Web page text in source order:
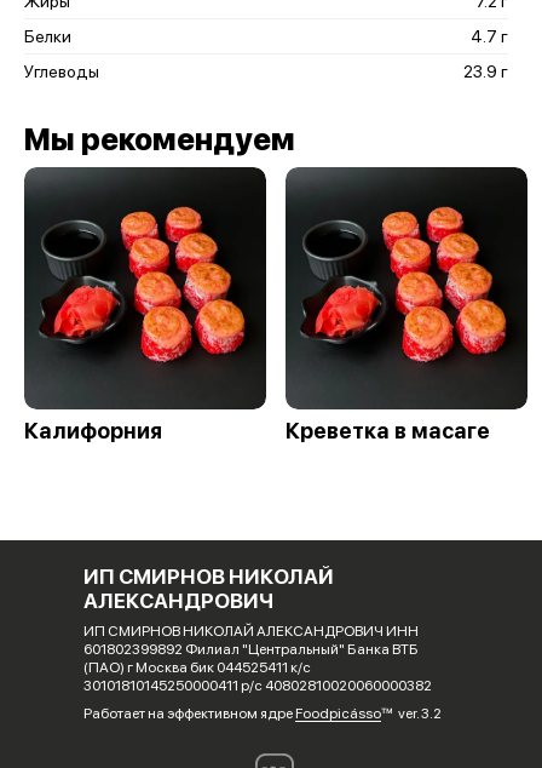
Белки
4.7 г
Углеводы
23.9 г
Мы рекомендуем
Калифорния Креветка в масаге
ИП СМИРНОВ НИКОЛАЙ
АЛЕКСАНДРОВИЧ
ИП СМИРНОВ НИКОЛАЙ АЛЕКСАНДРОВИЧ ИНН
601802399892 Филиал "Центральный" Банка ВТБ
(ПАО) г Москва бик 044525411 к/с
30101810145250000411 р/с 40802810020060000382
Работает на эффективном ядре Foodpicássover. 3.2